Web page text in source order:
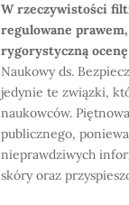
W rzeczywistości
regulowane
rygorystyczną
Naukowy ds.
jedynie te związki,
naukowców.
publicznego,
nieprawdziwych
skóry oraz